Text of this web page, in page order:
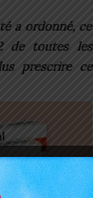
a ordonné, ce
de toutes les
prescrire ce